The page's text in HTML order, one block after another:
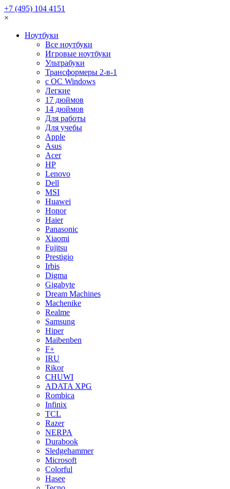
+7 (495) 104 4151
×
Ноутбуки
Все ноутбуки
Игровые ноутбуки
Ультрабуки
Трансформеры 2-в-1
с ОС Windows
Легкие
17 дюймов
14 дюймов
Для работы
Для учебы
Apple
Asus
Acer
HP
Lenovo
Dell
MSI
Huawei
Honor
Haier
Panasonic
Xiaomi
Fujitsu
Prestigio
Irbis
Digma
Gigabyte
Dream Machines
Machenike
Realme
Samsung
Hiper
Maibenben
F+
IRU
Rikor
CHUWI
ADATA XPG
Rombica
Infinix
TCL
Razer
NERPA
Durabook
Sledgehammer
Microsoft
Colorful
Hasee